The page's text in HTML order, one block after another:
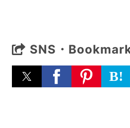
SNS・
B!